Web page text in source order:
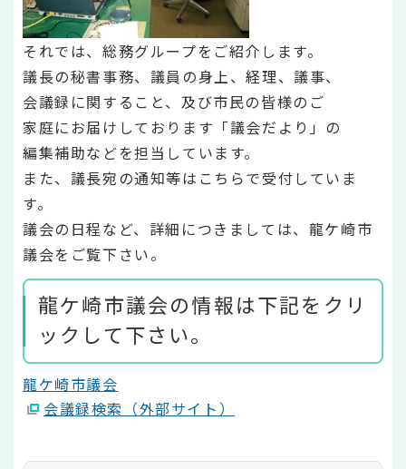
それでは、総務グループをご紹介します。
議長の秘書事務、議員の身上、経理、議事、
会議録に関すること、及び市民の皆様のご
家庭にお届けしております「議会だより」の
編集補助などを担当しています。
また、議長宛の通知等はこちらで受付していま
す。
議会の日程など、詳細につきましては、龍ケ崎市
議会をご覧下さい。
龍ケ崎市議会の情報は下記をクリ
ックして下さい。
龍ケ崎市議会
会議録検索（外部サイト）